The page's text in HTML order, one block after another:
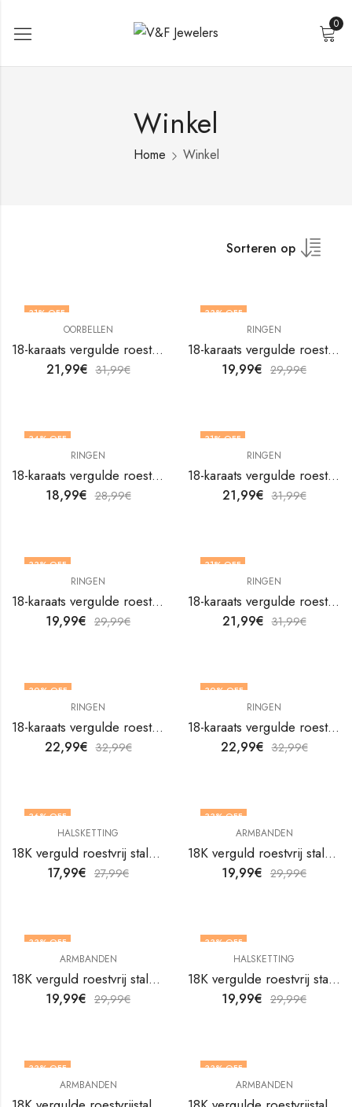
0
Winkel
Home Winkel
Sorteren op
31% OFF
OORBELLEN
18-karaats vergulde roestvrijstalen geïnspireerde oorbellen van V&F Jewelers
21,99€ 31,99€
33% OFF
RINGEN
18-karaats vergulde roestvrijstalen hartvingerring van V&F Jewelers
19,99€ 29,99€
34% OFF
RINGEN
18-karaats vergulde roestvrijstalen hartvingerring van V&F Jewelers
18,99€ 28,99€
31% OFF
RINGEN
18-karaats vergulde roestvrijstalen hartvingerring van V&F Jewelers
21,99€ 31,99€
33% OFF
NIET OP VOORRAAD
RINGEN
18-karaats vergulde roestvrijstalen hartvingerring van V&F Jewelers
19,99€ 29,99€
31% OFF
RINGEN
18-karaats vergulde roestvrijstalen hartvingerring van V&F Jewelers
21,99€ 31,99€
30% OFF
RINGEN
18-karaats vergulde roestvrijstalen hartvingerring van V&F Jewelers
22,99€ 32,99€
30% OFF
RINGEN
18-karaats vergulde roestvrijstalen hartvingerring van V&F Jewelers
22,99€ 32,99€
36% OFF
HALSKETTING
18K verguld roestvrij stalen bloemenketting van V&F Juweliers
17,99€ 27,99€
33% OFF
ARMBANDEN
18K verguld roestvrij stalen enkelbandje van V&F Juweliers
19,99€ 29,99€
33% OFF
ARMBANDEN
18K verguld roestvrij stalen enkelbandje van V&F Juweliers
19,99€ 29,99€
33% OFF
HALSKETTING
18K vergulde roestvrij stalen slangenketting van V&F Juweliers
19,99€ 29,99€
33% OFF
ARMBANDEN
33% OFF
ARMBANDEN